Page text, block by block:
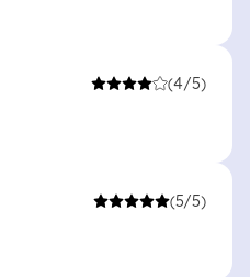
(4/5)
(5/5)